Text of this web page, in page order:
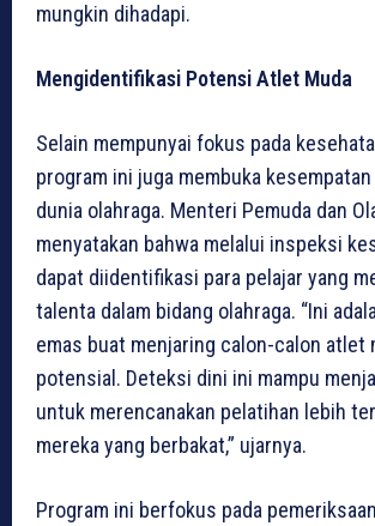
mungkin dihadapi.
Mengidentifikasi Potensi Atlet Muda
Selain mempunyai fokus pada
program ini juga membuka
dunia olahraga. Menteri Pemuda dan
menyatakan bahwa melalui inspeksi
dapat diidentifikasi para pelajar yang
talenta dalam bidang olahraga. “Ini
emas buat menjaring calon-calon atlet
potensial. Deteksi dini ini mampu
untuk merencanakan pelatihan lebih
mereka yang berbakat,” ujarnya.
Program ini berfokus pada